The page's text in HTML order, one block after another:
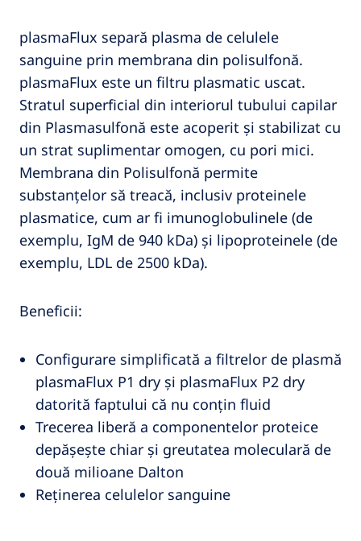
plasmaFlux separă plasma de celulele
sanguine prin membrana din polisulfonă.
plasmaFlux este un filtru plasmatic uscat.
Stratul superficial din interiorul tubului capilar
din Plasmasulfonă este acoperit și stabilizat cu
un strat suplimentar omogen, cu pori mici.
Membrana din Polisulfonă permite
substanțelor să treacă, inclusiv proteinele
plasmatice, cum ar fi imunoglobulinele (de
exemplu, IgM de 940 kDa) și lipoproteinele (de
exemplu, LDL de 2500 kDa).
Beneficii:
Configurare simplificată a filtrelor de plasmă
plasmaFlux P1 dry și plasmaFlux P2 dry
datorită faptului că nu conțin fluid
Trecerea liberă a componentelor proteice
depășește chiar și greutatea moleculară de
două milioane Dalton
Reținerea celulelor sanguine